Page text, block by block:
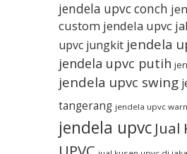
jendela upvc conch
custom jendela upvc
upvc jungkit jendela
jendela upvc putih
jendela upvc swing
tangerang jendela upvc
jendela upvc Jual